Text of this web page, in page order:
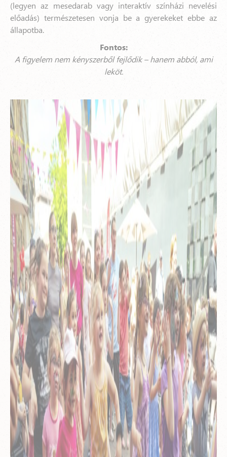
(legyen az mesedarab vagy interaktív színházi nevelési
előadás) természetesen vonja be a gyerekeket ebbe az
állapotba.
Fontos:
A figyelem nem kényszerből fejlődik – hanem abból, ami
leköt.